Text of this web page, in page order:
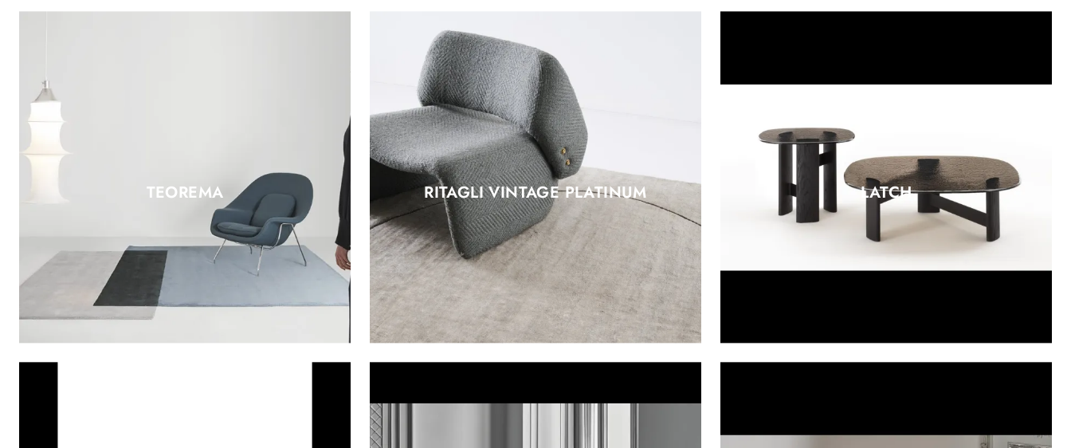
TEOREMA RITAGLI VINTAGE PLATINUM LATCH